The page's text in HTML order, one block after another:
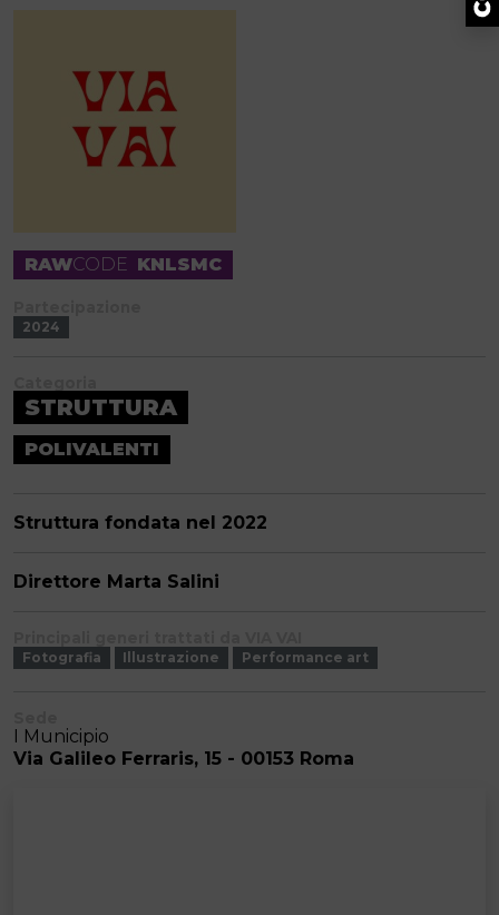
RAWCODE KNLSMC
2024
STRUTTURA
POLIVALENTI
Struttura fondata nel 2022
Direttore Marta Salini
Fotografia Illustrazione Performance art
I Municipio
Via Galileo Ferraris, 15 - 00153 Roma